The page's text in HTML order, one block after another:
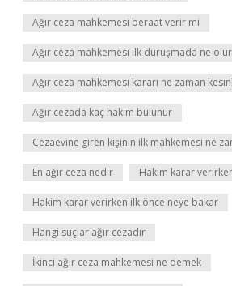
Ağır ceza mahkemesi beraat verir mi
Ağır ceza mahkemesi ilk duruşmada ne olur
Ağır ceza mahkemesi kararı ne zaman
Ağır cezada kaç hakim bulunur
Cezaevine giren kişinin ilk mahkemesi ne
En ağır ceza nedir Hakim karar
Hakim karar verirken ilk önce neye bakar
Hangi suçlar ağır cezadır
İkinci ağır ceza mahkemesi ne demek